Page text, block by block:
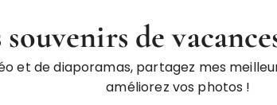
de
et de diaporamas, partagez mes
améliorez vos photos !